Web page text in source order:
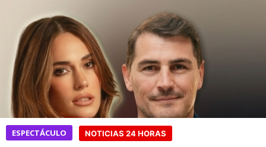
ESPECTÁCULO NOTICIAS 24 HORAS